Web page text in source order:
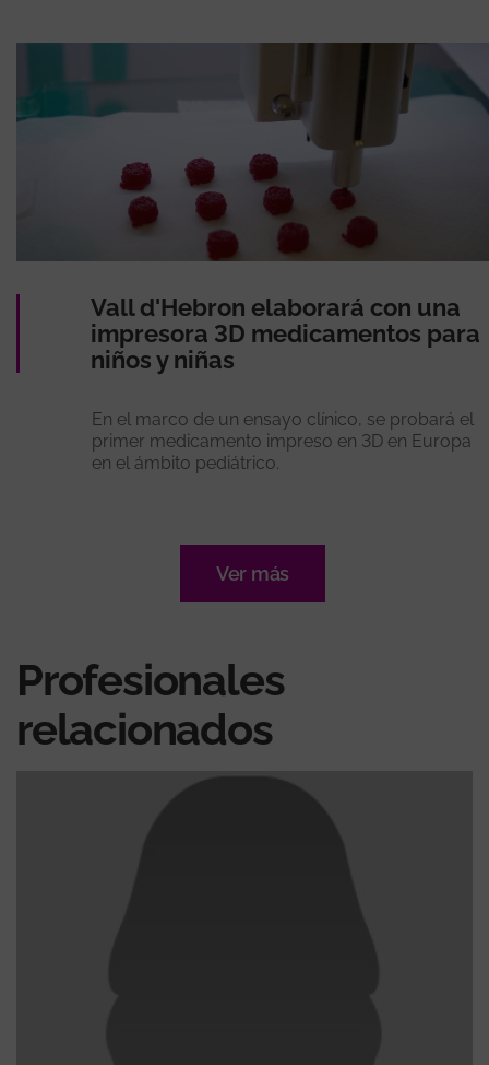
Vall d'Hebron elaborará con una
impresora 3D medicamentos para
niños y niñas
En el marco de un ensayo clínico, se probará el
primer medicamento impreso en 3D en Europa
en el ámbito pediátrico.
Ver más
Profesionales
relacionados